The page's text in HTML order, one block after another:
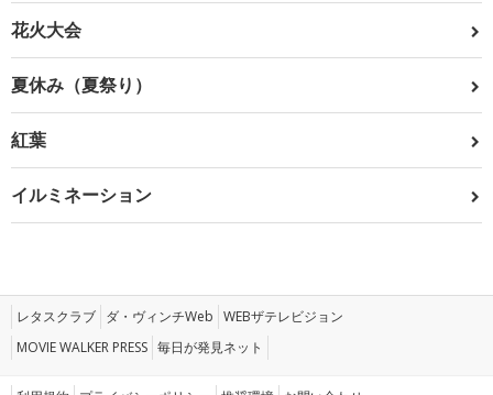
花火大会
夏休み（夏祭り）
紅葉
イルミネーション
レタスクラブ ダ・ヴィンチWeb WEBザテレビジョン
MOVIE WALKER PRESS 毎日が発見ネット